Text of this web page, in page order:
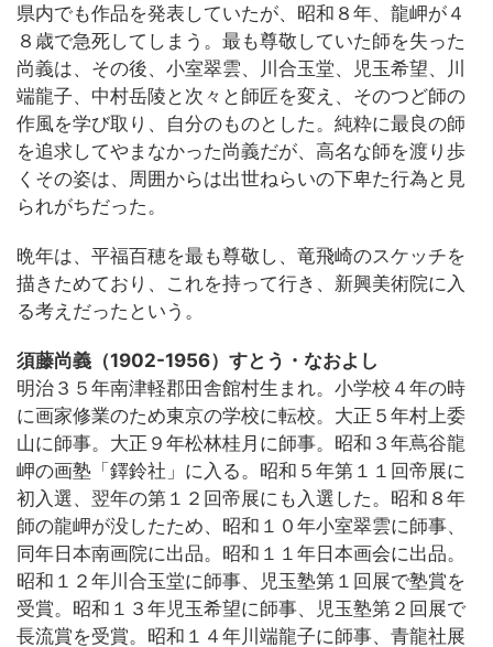
県内でも作品を発表していたが、昭和８年、龍岬が４
８歳で急死してしまう。最も尊敬していた師を失った
尚義は、その後、小室翠雲、川合玉堂、児玉希望、川
端龍子、中村岳陵と次々と師匠を変え、そのつど師の
作風を学び取り、自分のものとした。純粋に最良の師
を追求してやまなかった尚義だが、高名な師を渡り歩
くその姿は、周囲からは出世ねらいの下卑た行為と見
られがちだった。
晩年は、平福百穂を最も尊敬し、竜飛崎のスケッチを
描きためており、これを持って行き、新興美術院に入
る考えだったという。
須藤尚義（1902-1956）すとう・なおよし
明治３５年南津軽郡田舎館村生まれ。小学校４年の時
に画家修業のため東京の学校に転校。大正５年村上委
山に師事。大正９年松林桂月に師事。昭和３年蔦谷龍
岬の画塾「鐸鈴社」に入る。昭和５年第１１回帝展に
初入選、翌年の第１２回帝展にも入選した。昭和８年
師の龍岬が没したため、昭和１０年小室翠雲に師事、
同年日本南画院に出品。昭和１１年日本画会に出品。
昭和１２年川合玉堂に師事、児玉塾第１回展で塾賞を
受賞。昭和１３年児玉希望に師事、児玉塾第２回展で
長流賞を受賞。昭和１４年川端龍子に師事、青龍社展